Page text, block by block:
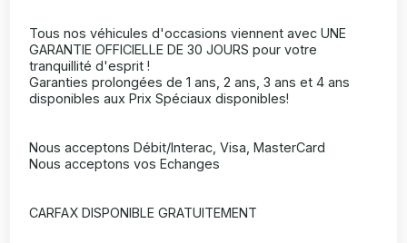
Tous nos véhicules d'occasions viennent avec UNE
GARANTIE OFFICIELLE DE 30 JOURS pour votre
tranquillité d'esprit !
Garanties prolongées de 1 ans, 2 ans, 3 ans et 4 ans
disponibles aux Prix Spéciaux disponibles!
Nous acceptons Débit/Interac, Visa, MasterCard
Nous acceptons vos Echanges
CARFAX DISPONIBLE GRATUITEMENT